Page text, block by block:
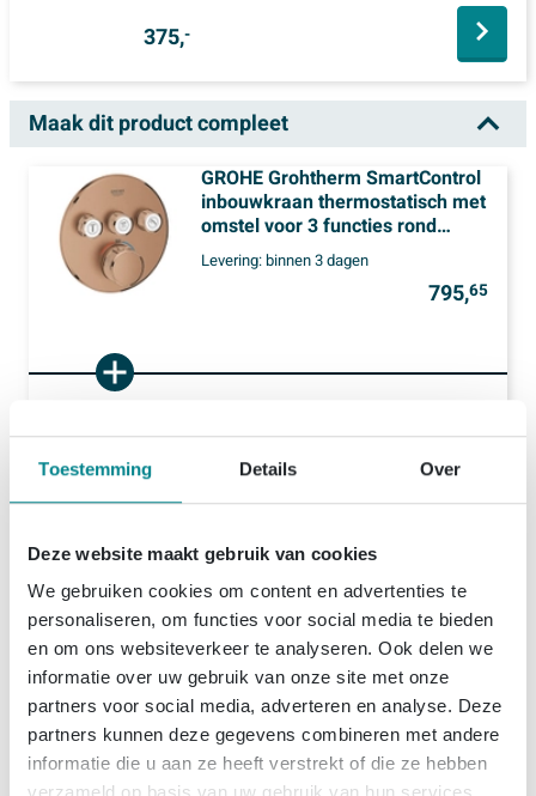
Toestemming Details Over
Deze website maakt gebruik van cookies
We gebruiken cookies om content en advertenties te
personaliseren, om functies voor social media te bieden
en om ons websiteverkeer te analyseren. Ook delen we
informatie over uw gebruik van onze site met onze
partners voor social media, adverteren en analyse. Deze
partners kunnen deze gegevens combineren met andere
informatie die u aan ze heeft verstrekt of die ze hebben
375,-
Maak dit product compleet
GROHE Grohtherm SmartControl
inbouwkraan thermostatisch met
omstel voor 3 functies rond
warm sunset geborsteld
Levering:binnen 3 dagen
795,65
(7)
Morgen in huis
55,53
Levering1 - 2 weken
Setprijs 898,-
Plaats set in winkelwagen